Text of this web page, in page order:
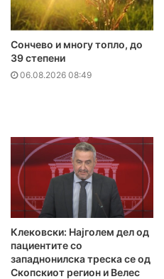
Сончево и многу топло, до
39 степени
06.08.2026 08:49
Клековски: Најголем дел од
пациентите сo
западнонилска треска се од
Скопскиот регион и Велес